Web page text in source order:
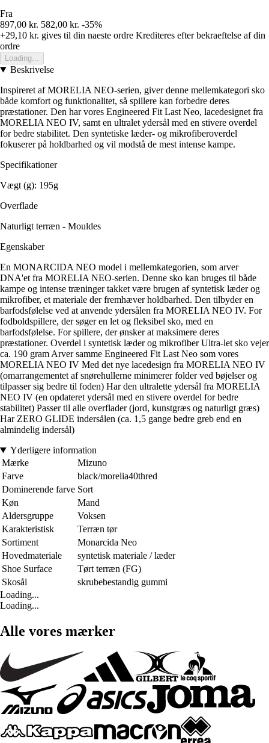
Fra
897,00 kr. 582,00 kr. -35%
+29,10 kr. gives til din naeste ordre Krediteres efter bekraeftelse af din
ordre
Loading...
Beskrivelse
Inspireret af MORELIA NEO-serien, giver denne mellemkategori sko
både komfort og funktionalitet, så spillere kan forbedre deres
præstationer. Den har vores Engineered Fit Last Neo, lacedesignet fra
MORELIA NEO IV, samt en ultralet ydersål med en stivere overdel
for bedre stabilitet. Den syntetiske læder- og mikrofiberoverdel
fokuserer på holdbarhed og vil modstå de mest intense kampe.
Specifikationer
Vægt (g): 195g
Overflade
Naturligt terræn - Mouldes
Egenskaber
En MONARCIDA NEO model i mellemkategorien, som arver
DNA'et fra MORELIA NEO-serien. Denne sko kan bruges til både
kampe og intense træninger takket være brugen af syntetisk læder og
mikrofiber, et materiale der fremhæver holdbarhed. Den tilbyder en
barfodsfølelse ved at anvende ydersålen fra MORELIA NEO IV. For
fodboldspillere, der søger en let og fleksibel sko, med en
barfodsfølelse. For spillere, der ønsker at maksimere deres
præstationer. Overdel i syntetisk læder og mikrofiber Ultra-let sko vejer
ca. 190 gram Arver samme Engineered Fit Last Neo som vores
MORELIA NEO IV Med det nye lacedesign fra MORELIA NEO IV
(omarrangementet af snørehullerne minimerer folder ved bøjelser og
tilpasser sig bedre til foden) Har den ultralette ydersål fra MORELIA
NEO IV (en opdateret ydersål med en stivere overdel for bedre
stabilitet) Passer til alle overflader (jord, kunstgræs og naturligt græs)
Har ZERO GLIDE indersålen (ca. 1,5 gange bedre greb end en
almindelig indersål)
Yderligere information
Mærke
Mizuno
Farve
black/morelia40thred
Dominerende farve Sort
Køn
Mand
Aldersgruppe
Voksen
Karakteristisk
Terræn tør
Sortiment
Monarcida Neo
Hovedmateriale
syntetisk materiale / læder
Shoe Surface
Tørt terræn (FG)
Skosål
skrubebestandig gummi
Loading...
Loading...
Alle vores mærker